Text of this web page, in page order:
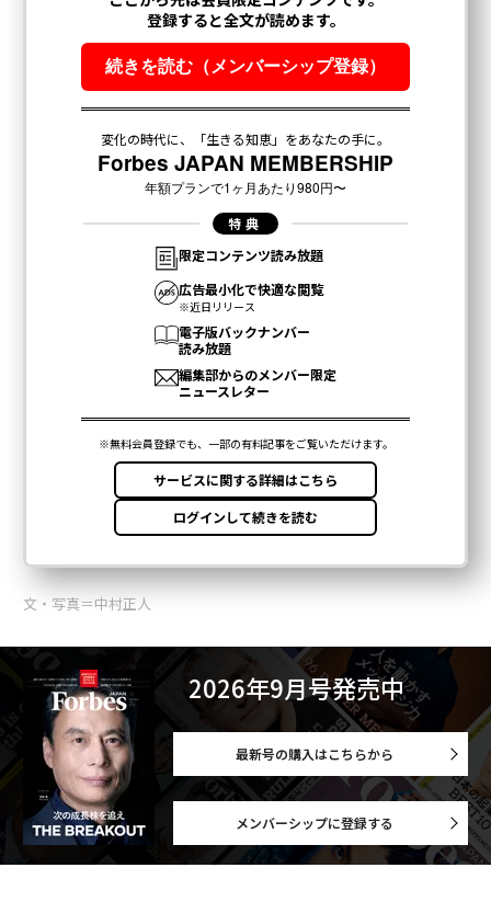
文・写真＝中村正人
2026年9月号発売中
最新号の購入はこちらから
メンバーシップに登録する